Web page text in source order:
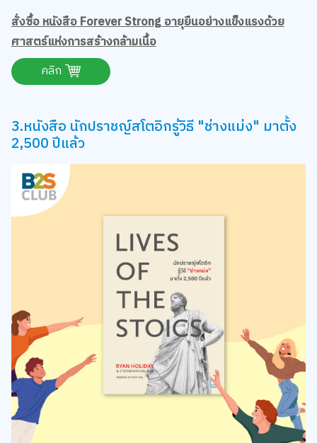
สั่งซื้อ หนังสือ Forever Strong อายุยืนอย่างแข็งแรงด้วย
ศาสตร์แห่งการสร้างกล้ามเนื้อ
คลิก
3.หนังสือ นักปราชญ์สโตอิกรู้วิธี "ช่างแม่ง" มาตั้ง
2,500 ปีแล้ว